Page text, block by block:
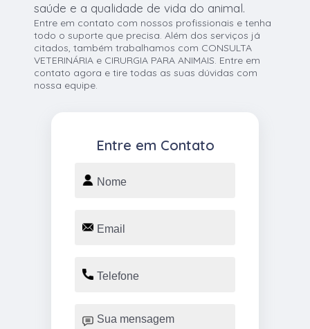
saúde e a qualidade de vida do animal.
Entre em contato com nossos profissionais e tenha
todo o suporte que precisa. Além dos serviços já
citados, também trabalhamos com CONSULTA
VETERINÁRIA e CIRURGIA PARA ANIMAIS. Entre em
contato agora e tire todas as suas dúvidas com
nossa equipe.
Entre em Contato